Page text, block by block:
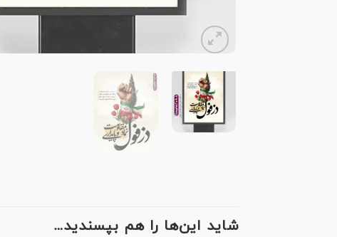
شاید این‌ها را هم بپسندید…